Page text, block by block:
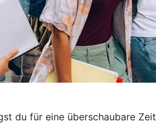
du für eine überschaubare Zeit